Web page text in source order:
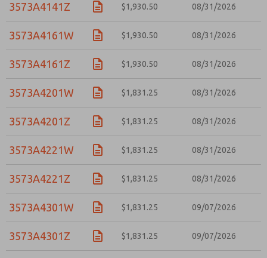
3573A4141Z $1,930.50 08/31/2026
3573A4161W $1,930.50 08/31/2026
3573A4161Z $1,930.50 08/31/2026
3573A4201W $1,831.25 08/31/2026
3573A4201Z $1,831.25 08/31/2026
3573A4221W $1,831.25 08/31/2026
3573A4221Z $1,831.25 08/31/2026
3573A4301W $1,831.25 09/07/2026
3573A4301Z $1,831.25 09/07/2026